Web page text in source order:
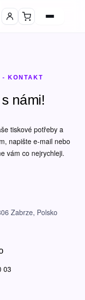
KONTAKT
s námi!
tiskové potřeby a
napište e-mail nebo
vám co nejrychleji.
Zabrze, Polsko
03